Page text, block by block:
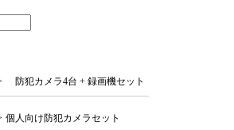
防犯カメラ4台 + 録画機セット
個人向け防犯カメラセット